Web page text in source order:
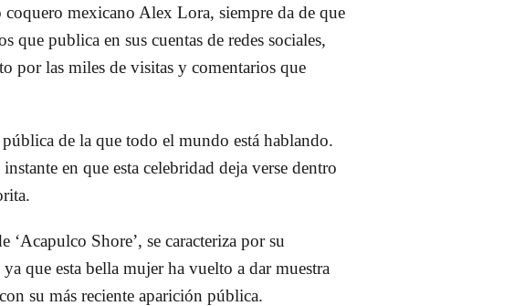
mexicano Alex Lora, siempre da de que
que publica en sus cuentas de redes sociales,
por las miles de visitas y comentarios que
de la que todo el mundo está hablando.
en que esta celebridad deja verse dentro
Shore’, se caracteriza por su
que esta bella mujer ha vuelto a dar muestra
su más reciente aparición pública.